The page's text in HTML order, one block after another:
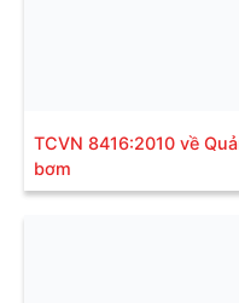
TCVN 8416:2010 về
bơm